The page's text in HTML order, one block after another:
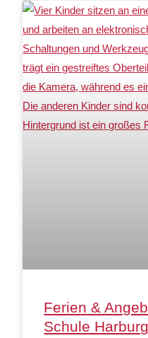
Ferien &
Schule Harburg